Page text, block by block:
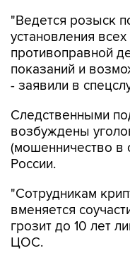
"Ведется розыск
установления
противоправной
показаний и
- заявили в
Следственными
возбуждены
(мошенничество в
России.
"Сотрудникам
вменяется
грозит до 10 лет
ЦОС.